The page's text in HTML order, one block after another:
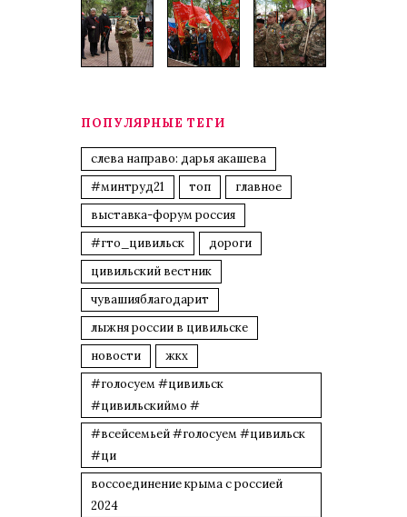
ПОПУЛЯРНЫЕ ТЕГИ
слева направо: дарья акашева
#минтруд21
топ
главное
выставка-форум россия
#гто_цивильск
дороги
цивильский вестник
чувашияблагодарит
лыжня россии в цивильске
новости
жкх
#голосуем #цивильск
#цивильскиймо #
#всейсемьей #голосуем #цивильск
#ци
воссоединение крыма с россией
2024